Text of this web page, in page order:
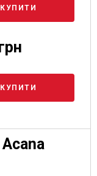
КУПИТИ
КУПИТИ